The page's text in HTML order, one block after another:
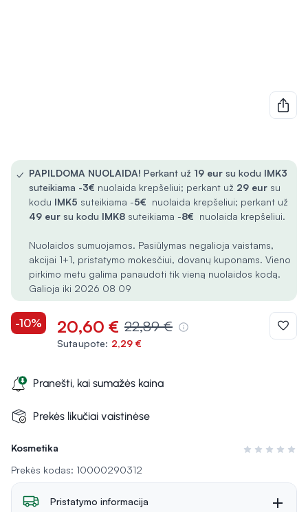
Kosmetika
Įvertinimas 0
Prekės kodas: 10000290312
✓ PAPILDOMA NUOLAIDA! Perkant už 19 eur su kodu IMK3
suteikiama -3€ nuolaida krepšeliui; perkant už 29 eur su
kodu IMK5 suteikiama -5€ nuolaida krepšeliui; perkant už
49 eur su kodu IMK8 suteikiama -8€ nuolaida krepšeliui.
Nuolaidos sumuojamos. Pasiūlymas negalioja vaistams,
akcijai 1+1, pristatymo mokesčiui, dovanų kuponams. Vieno
pirkimo metu galima panaudoti tik vieną nuolaidos kodą.
Galioja iki 2026 08 09
-10% 20,60 € 22,89 €
Sutaupote: 2,29 €
Pranešti, kai sumažės kaina
Prekės likučiai vaistinėse
Pristatymo informacija